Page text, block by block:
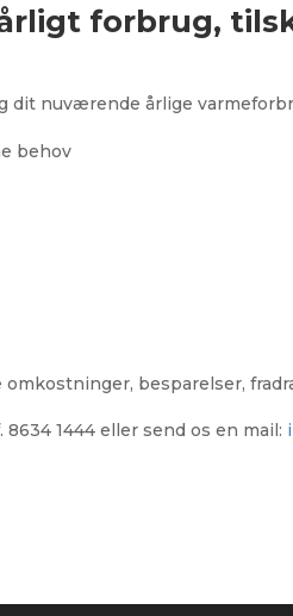
forbrug,
dit nuværende årlige
behov
besparelser,
1444 eller send os en mail: